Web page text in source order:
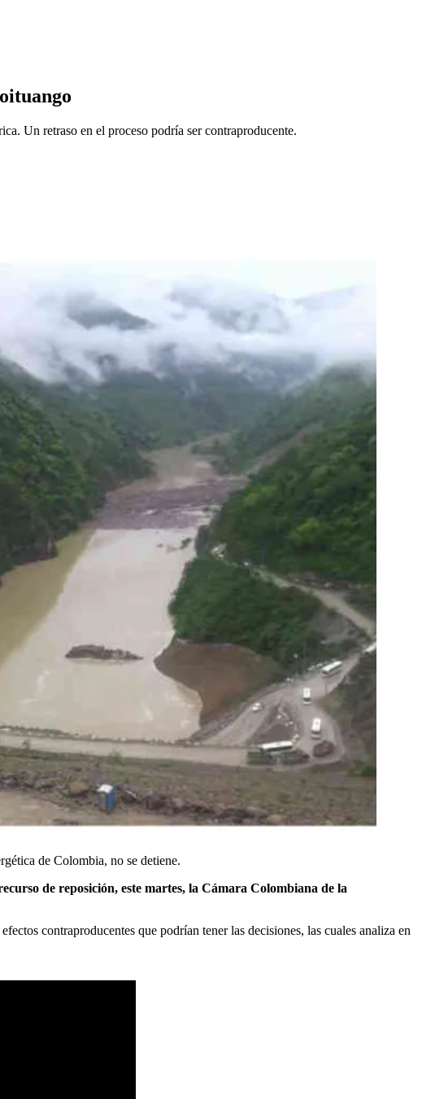
Un retraso en el proceso podría ser contraproducente.
de Colombia, no se detiene.
de reposición, este martes, la Cámara Colombiana de la
contraproducentes que podrían tener las decisiones, las cuales analiza en